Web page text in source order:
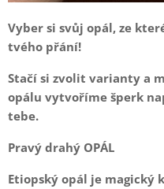
Vyber si svůj opál, ze
tvého přání!
Stačí si zvolit varianty a
opálu vytvoříme šperk
tebe.
Pravý drahý OPÁL
Etiopský opál je magický